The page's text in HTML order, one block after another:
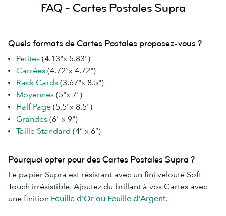
FAQ - Cartes Postales Supra
Quels formats de Cartes Postales proposez-vous ?
Petites (4.13"x 5.83")
Carrées (4.72"x 4.72")
Rack Cards (3.67"x 8.5")
Moyennes (5"x 7")
Half Page (5.5"x 8.5")
Grandes (6" x 9")
Taille Standard (4” x 6”)
Pourquoi opter pour des Cartes Postales Supra ?
Le papier Supra est résistant avec un fini velouté Soft
Touch irrésistible. Ajoutez du brillant à vos Cartes avec
une finition Feuille d'Or ou Feuille d'Argent.